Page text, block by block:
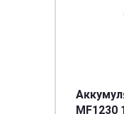
MF1230